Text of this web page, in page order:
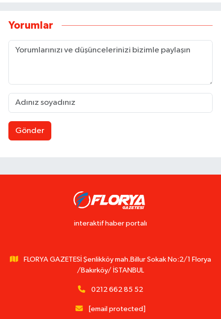
Yorumlar
Gönder
interaktif haber portalı
FLORYA GAZETESİ Şenlikköy mah.Billur Sokak No:2/1 Florya
/Bakırköy/ İSTANBUL
0212 662 85 52
[email protected]